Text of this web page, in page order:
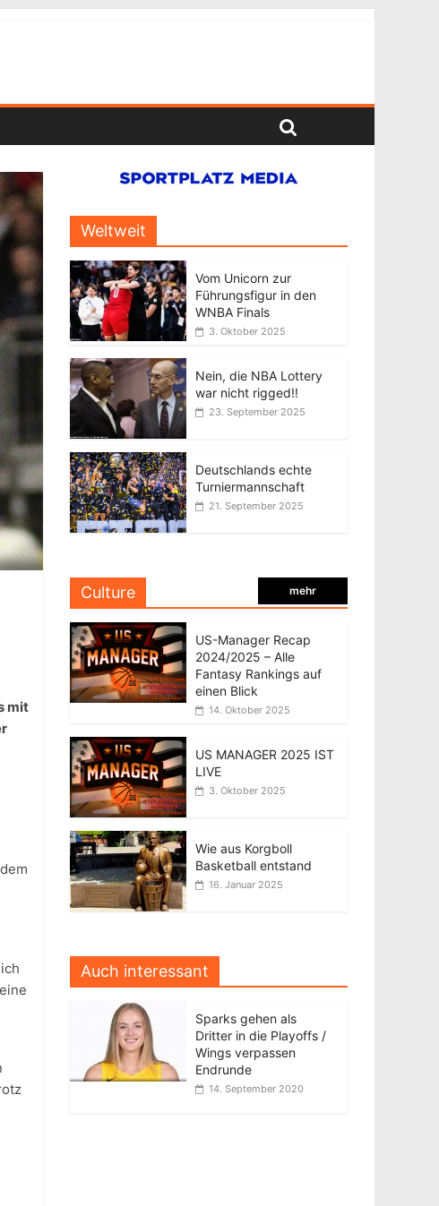
mit
Weltweit
Vom Unicorn zur
Führungsfigur in den
WNBA Finals
3. Oktober 2025
Nein, die NBA Lottery
war nicht rigged!!
23. September 2025
Deutschlands echte
Turniermannschaft
21. September 2025
Culture mehr
US-Manager Recap
2024/2025 – Alle
Fantasy Rankings auf
einen Blick
14. Oktober 2025
US MANAGER 2025 IST
LIVE
3. Oktober 2025
Wie aus Korgboll
Basketball entstand
16. Januar 2025
Auch interessant
Sparks gehen als
Dritter in die Playoffs /
Wings verpassen
Endrunde
14. September 2020